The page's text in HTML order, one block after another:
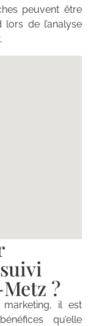
peuvent être
de l’analyse
?
marketing, il est
qu’elle